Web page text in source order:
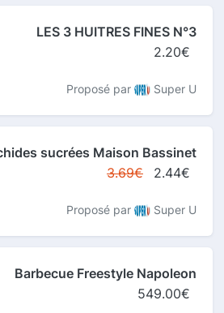
LES 3 HUITRES FINES N°3
2.20€
Proposé par Super U
sucrées Maison Bassinet
3.69€
2.44€
Proposé par Super U
Barbecue Freestyle Napoleon
549.00€